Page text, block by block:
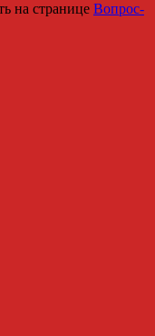
на странице Вопрос-